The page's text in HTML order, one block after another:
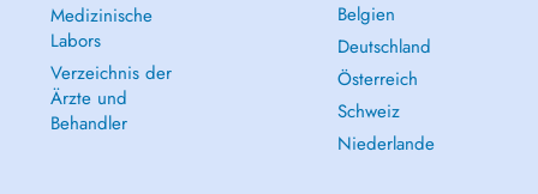
Medizinische
Labors
Verzeichnis der
Ärzte und
Behandler
Belgien
Deutschland
Österreich
Schweiz
Niederlande